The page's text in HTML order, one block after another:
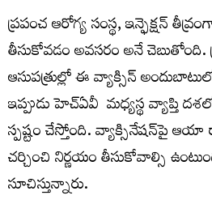
ప్రపంచ ఆరోగ్య సంస్థ, ఇన్ఫెక్షన్
తీసుకోవడం అవసరం అనే చెబుతోంది.
ఆసుపత్రుల్లో ఈ వ్యాక్సిన్
ఇప్పుడు హెచ్ఏవీ మధ్యస్థ వ్యాప్తి
స్పష్టం చేస్తోంది. వ్యాక్సినేషన్​పై ఆయా
చర్చించి నిర్ణయం తీసుకోవాల్సి
సూచిస్తున్నారు.